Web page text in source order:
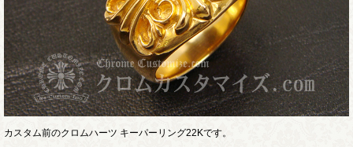
カスタム前のクロムハーツ キーパーリング22Kです。